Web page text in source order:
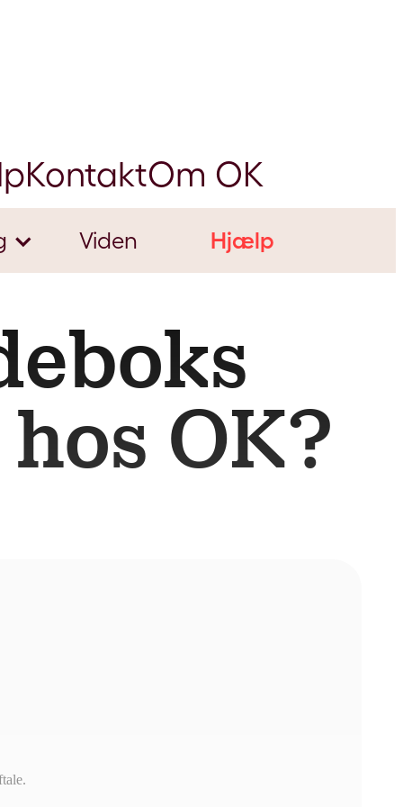
KontaktOm OK
Viden Hjælp
OK?